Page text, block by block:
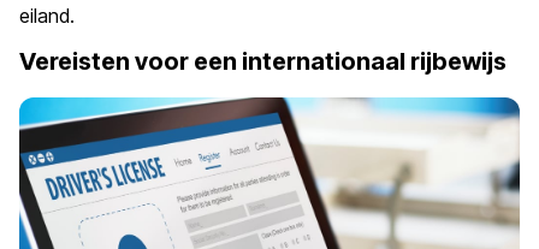
eiland.
Vereisten voor een internationaal rijbewijs